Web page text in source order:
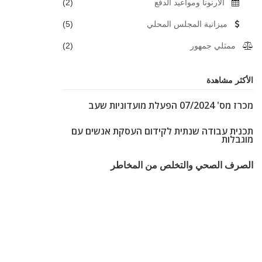
الارنونا ومواعيد الدفع (2)
ميزانية المجلس المحلي (5)
ممثلي جمهور (2)
الأكثر مشاهدة
מכרז מס' 07/2024 הפעלת מועדוניות שעב
תכנית עבודה שנתית לקידום העסקת אנשים עם
מוגבלות
الصرف الصحي والتخلص من المخاطر